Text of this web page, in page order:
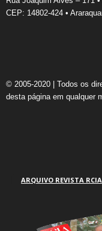
CEP: 14802-424 •
© 2005-2020 | Todos os
desta página em qualquer
ARQUIVO REVISTA RCIA